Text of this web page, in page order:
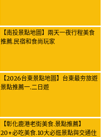
【南投景點地圖】兩天一夜行程美食
推薦.民宿和食尚玩家
【2026台東景點地圖】台東最夯旅遊
景點推薦一.二日遊
【彰化鹿港老街美食.景點推薦】
20+必吃美食.10大必逛景點與交通住